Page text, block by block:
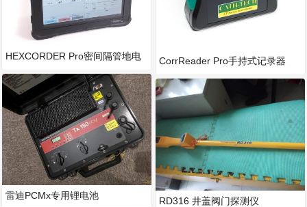
HEXCORDER Pro密间隔管地电
雷迪PCMx专用锂电池
CorrReader Pro手持式记录器
RD316 井盖阀门探测仪